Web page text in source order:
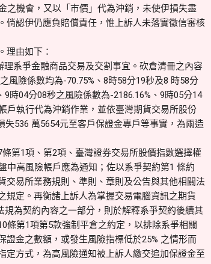
之機會，又以「市價」代為沖銷，未使伊損失盡
倘認伊仍應負賠償責任，惟上訴人未落實徵信審核
理由如下：
系爭金融商品交易及交割事宜。砍倉清冊之內容
風險係數均為-70.75%、8時58分19秒及8 時58分
時04分08秒之風險係數為-2186.16%、9時05分14
戶執行代為沖銷作業，並依臺灣期貨交易所股份
536 萬5654元至客戶保證金專戶等事實，為兩造
第1項、第2項、臺灣證券交易所股價指數選擇權
中高風險帳戶應為通知；佐以系爭契約第1 條約
易所業務規則、準則、章則及公告與其他相關法
定。再衡諸上訴人為掌握交易電腦資訊之期貨
為契約內容之一部分，則於解釋系爭契約後續其
條第1項第5款強制平倉之約定，以排除系爭相關
金之數額，或發生風險指標低於25% 之情形而
方式，為高風險通知被上訴人繳交追加保證金至